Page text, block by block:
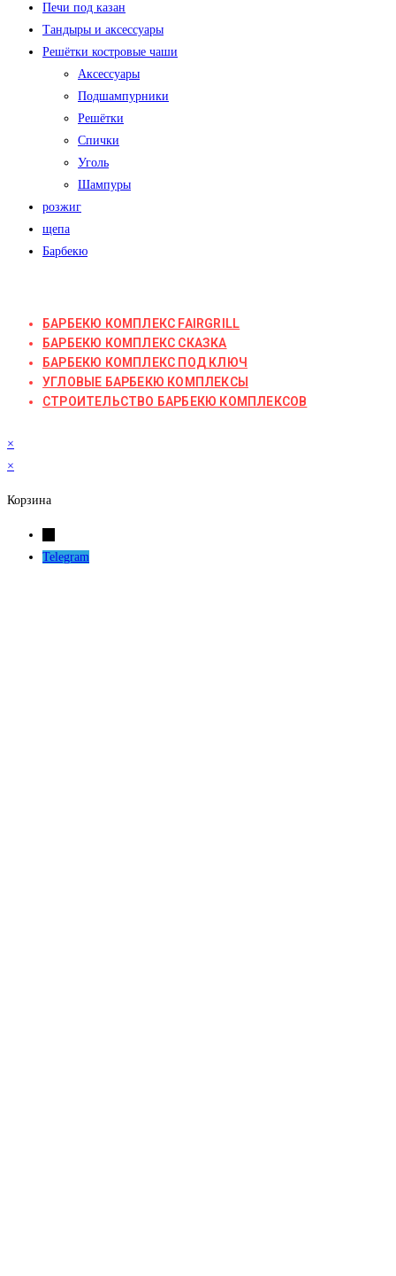
Печи под казан
Тандыры и аксессуары
Решётки костровые чаши
Аксессуары
Подшампурники
Решётки
Спички
Уголь
Шампуры
розжиг
щепа
Барбекю
БАРБЕКЮ КОМПЛЕКС FAIRGRILL
БАРБЕКЮ КОМПЛЕКС СКАЗКА
БАРБЕКЮ КОМПЛЕКС ПОД КЛЮЧ
УГЛОВЫЕ БАРБЕКЮ КОМПЛЕКСЫ
СТРОИТЕЛЬСТВО БАРБЕКЮ КОМПЛЕКСОВ
×
×
Корзина
Telegram